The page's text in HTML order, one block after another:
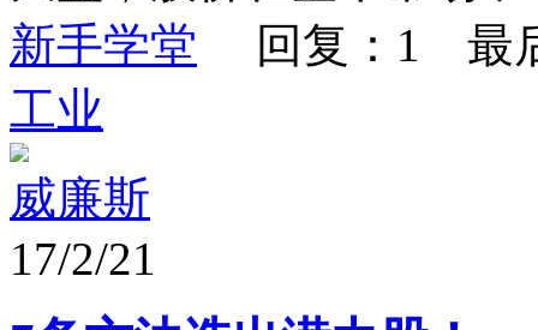
新手学堂 回复：1 最
工业
威廉斯
17/2/21